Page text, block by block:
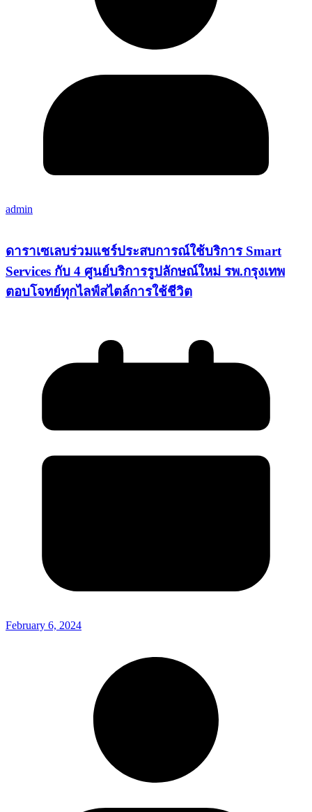
admin
ดาราเซเลบร่วมแชร์ประสบการณ์ใช้บริการ Smart
Services กับ 4 ศูนย์บริการรูปลักษณ์ใหม่ รพ.กรุงเทพ
ตอบโจทย์ทุกไลฟ์สไตล์การใช้ชีวิต
February 6, 2024